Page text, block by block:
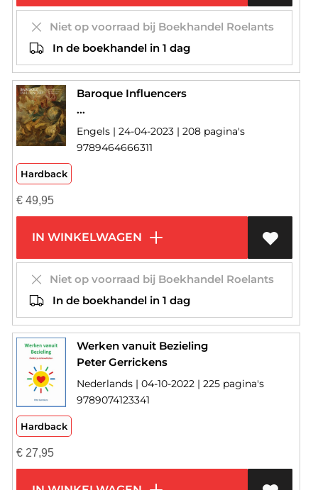
Niet op voorraad bij Boekhandel Roelants
In de boekhandel in 1 dag
Baroque Influencers
...
Engels | 24-04-2023 | 208 pagina's
9789464666311
Hardback
€49,95
IN WINKELWAGEN
Niet op voorraad bij Boekhandel Roelants
In de boekhandel in 1 dag
Werken vanuit Bezieling
Peter Gerrickens
Nederlands | 04-10-2022 | 225 pagina's
9789074123341
Hardback
€27,95